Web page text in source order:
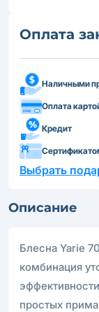
Оплата
Наличными
Оплата
Кредит
Выбрать
Описание
Блесна Yarie
комбинация
простых